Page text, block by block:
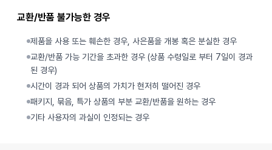
교환/반품 불가능한 경우
제품을 사용 또는 훼손한 경우, 사은품을 개봉 혹은 분실한 경우
교환/반품 가능 기간을 초과한 경우 (상품 수령일로 부터 7일이 경과
된 경우)
시간이 경과 되어 상품의 가치가 현저히 떨어진 경우
패키지, 묶음, 특가 상품의 부분 교환/반품을 원하는 경우
기타 사용자의 과실이 인정되는 경우